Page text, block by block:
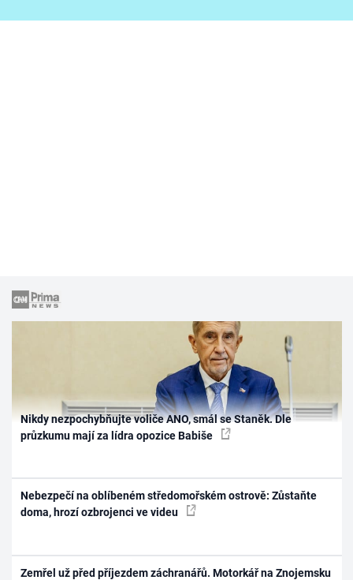
Nikdy nezpochybňujte voliče ANO, smál se Staněk. Dle
průzkumu mají za lídra opozice Babiše
Nebezpečí na oblíbeném středomořském ostrově: Zůstaňte
doma, hrozí ozbrojenci ve videu
Zemřel už před příjezdem záchranářů. Motorkář na Znojemsku